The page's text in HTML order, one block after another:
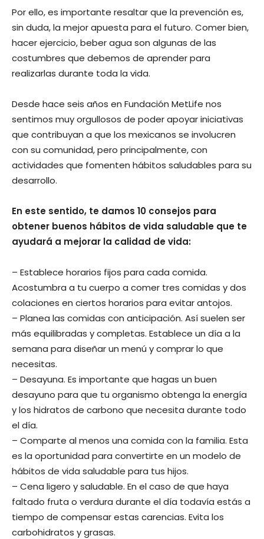
Por ello, es importante resaltar que la prevención es,
sin duda, la mejor apuesta para el futuro. Comer bien,
hacer ejercicio, beber agua son algunas de las
costumbres que debemos de aprender para
realizarlas durante toda la vida.
Desde hace seis años en Fundación MetLife nos
sentimos muy orgullosos de poder apoyar iniciativas
que contribuyan a que los mexicanos se involucren
con su comunidad, pero principalmente, con
actividades que fomenten hábitos saludables para su
desarrollo.
En este sentido, te damos 10 consejos para
obtener buenos hábitos de vida saludable que te
ayudará a mejorar la calidad de vida:
– Establece horarios fijos para cada comida.
Acostumbra a tu cuerpo a comer tres comidas y dos
colaciones en ciertos horarios para evitar antojos.
– Planea las comidas con anticipación. Así suelen ser
más equilibradas y completas. Establece un día a la
semana para diseñar un menú y comprar lo que
necesitas.
– Desayuna. Es importante que hagas un buen
desayuno para que tu organismo obtenga la energía
y los hidratos de carbono que necesita durante todo
el día.
– Comparte al menos una comida con la familia. Esta
es la oportunidad para convertirte en un modelo de
hábitos de vida saludable para tus hijos.
– Cena ligero y saludable. En el caso de que haya
faltado fruta o verdura durante el día todavía estás a
tiempo de compensar estas carencias. Evita los
carbohidratos y grasas.